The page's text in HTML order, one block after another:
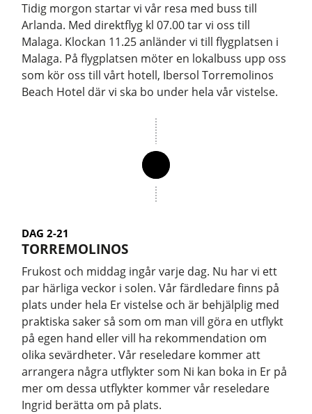
Tidig morgon startar vi vår resa med buss till
Arlanda. Med direktflyg kl 07.00 tar vi oss till
Malaga. Klockan 11.25 anländer vi till flygplatsen i
Malaga. På flygplatsen möter en lokalbuss upp oss
som kör oss till vårt hotell, Ibersol Torremolinos
Beach Hotel där vi ska bo under hela vår vistelse.
DAG 2-21
TORREMOLINOS
Frukost och middag ingår varje dag. Nu har vi ett
par härliga veckor i solen. Vår färdledare finns på
plats under hela Er vistelse och är behjälplig med
praktiska saker så som om man vill göra en utflykt
på egen hand eller vill ha rekommendation om
olika sevärdheter. Vår reseledare kommer att
arrangera några utflykter som Ni kan boka in Er på
mer om dessa utflykter kommer vår reseledare
Ingrid berätta om på plats.